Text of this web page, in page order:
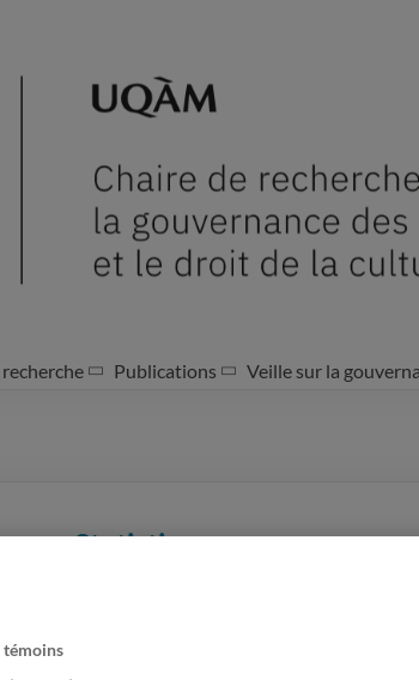
Publications Veille sur la
Statistiques
témoins